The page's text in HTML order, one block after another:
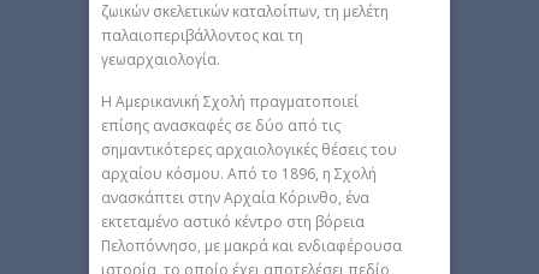
ζωικών σκελετικών καταλοίπων, τη μελέτη
παλαιοπεριβάλλοντος και τη
γεωαρχαιολογία.
H Αμερικανική Σχολή πραγματοποιεί
επίσης ανασκαφές σε δύο από τις
σημαντικότερες αρχαιολογικές θέσεις του
αρχαίου κόσμου. Από το 1896, η Σχολή
ανασκάπτει στην Αρχαία Κόρινθο, ένα
εκτεταμένο αστικό κέντρο στη βόρεια
Πελοπόννησο, με μακρά και ενδιαφέρουσα
ιστορία, το οποίο έχει αποτελέσει πεδίο